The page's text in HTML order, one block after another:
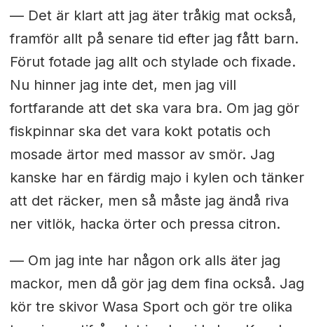
— Det är klart att jag äter tråkig mat också,
framför allt på senare tid efter jag fått barn.
Förut fotade jag allt och stylade och fixade.
Nu hinner jag inte det, men jag vill
fortfarande att det ska vara bra. Om jag gör
fiskpinnar ska det vara kokt potatis och
mosade ärtor med massor av smör. Jag
kanske har en färdig majo i kylen och tänker
att det räcker, men så måste jag ändå riva
ner vitlök, hacka örter och pressa citron.
— Om jag inte har någon ork alls äter jag
mackor, men då gör jag dem fina också. Jag
kör tre skivor Wasa Sport och gör tre olika